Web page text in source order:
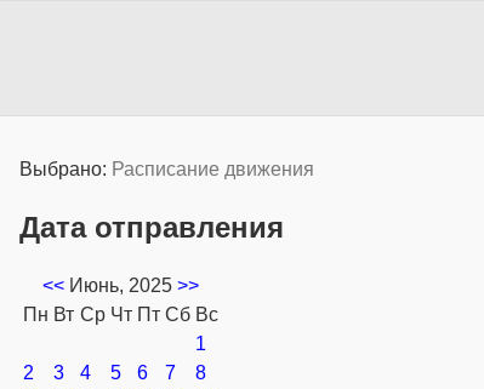
Выбрано: Расписание движения
Дата отправления
<< Июнь, 2025 >>
Пн Вт Ср Чт Пт Сб Вс
1
2
3 4 5 6 7
8